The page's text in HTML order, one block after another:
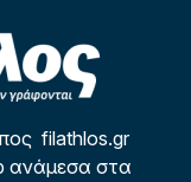
filathlos.gr
ανάμεσα στα